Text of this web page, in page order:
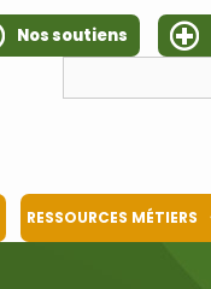
Nos soutiens
RESSOURCES MÉTIERS